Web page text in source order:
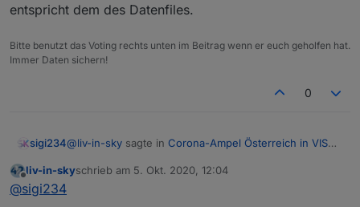
entspricht dem des Datenfiles.
Bitte benutzt das Voting rechts unten im Beitrag wenn er euch geholfen hat.
Immer Daten sichern!
0
sigi234@liv-in-sky sagte in Corona-Ampel Österreich in VIS
Offline
liv-in-skyschrieb am 5. Okt. 2020, 12:04
zuletzt editiert von
@sigi234